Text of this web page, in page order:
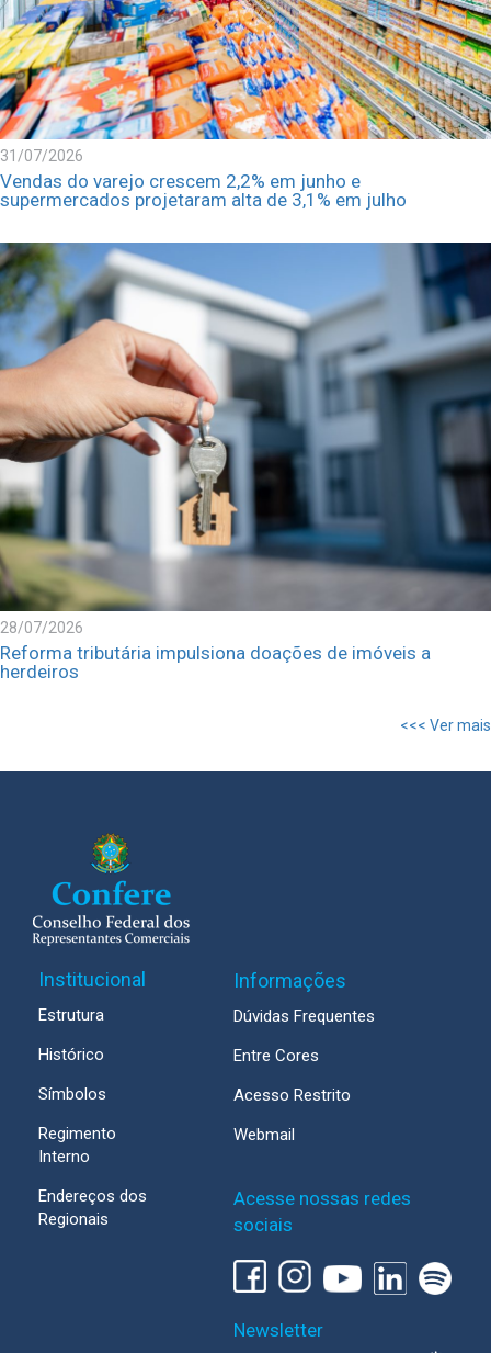
31/07/2026
Vendas do varejo crescem 2,2% em junho e
supermercados projetaram alta de 3,1% em julho
28/07/2026
Reforma tributária impulsiona doações de imóveis a
herdeiros
<<< Ver mais
Institucional
Estrutura
Histórico
Símbolos
Regimento
Interno
Endereços dos
Regionais
Informações
Dúvidas Frequentes
Entre Cores
Acesso Restrito
Webmail
Acesse nossas redes
sociais
Newsletter